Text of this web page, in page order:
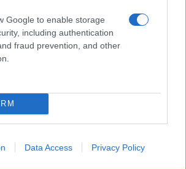
Google to enable storage
including authentication
fraud prevention, and other
Data Access Privacy Policy
Pino, la fine di un lungo dolore: storia e
della strada che segnò la Gallura